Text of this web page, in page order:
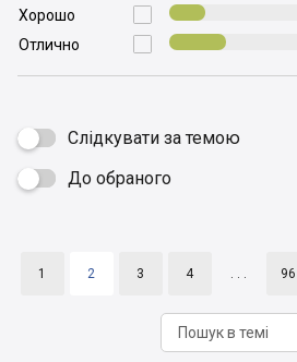

Хорошо

Отлично
Слідкувати за темою
 До обраного
1 2 3 4 . . . 96